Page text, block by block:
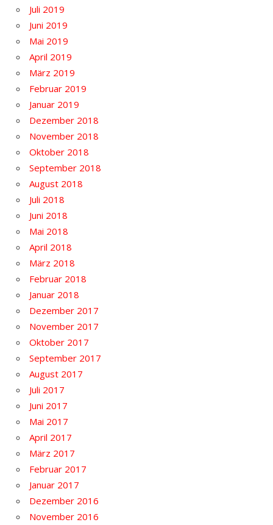
Juli 2019
Juni 2019
Mai 2019
April 2019
März 2019
Februar 2019
Januar 2019
Dezember 2018
November 2018
Oktober 2018
September 2018
August 2018
Juli 2018
Juni 2018
Mai 2018
April 2018
März 2018
Februar 2018
Januar 2018
Dezember 2017
November 2017
Oktober 2017
September 2017
August 2017
Juli 2017
Juni 2017
Mai 2017
April 2017
März 2017
Februar 2017
Januar 2017
Dezember 2016
November 2016